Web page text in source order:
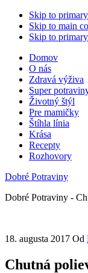
Skip to
Skip to main
Skip to
Domov
O nás
Zdravá výživa
Super
Životný štýl
Pre mamičky
Štíhla línia
Krása
Recepty
Rozhovory
Dobré Potraviny
Dobré Potraviny -
18. augusta 2017 Od
Chutná